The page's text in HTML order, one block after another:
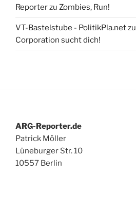
Reporterzu Zombies, Run!
VT-Bastelstube - PolitikPla.netzu
Corporation sucht dich!
ARG-Reporter.de
Patrick Möller
Lüneburger Str. 10
10557 Berlin